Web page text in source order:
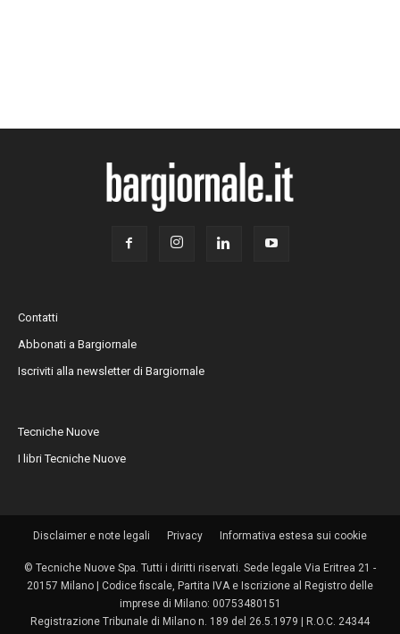
Contatti
Abbonati a Bargiornale
Iscriviti alla newsletter di Bargiornale
Tecniche Nuove
I libri Tecniche Nuove
Disclaimer e note legali Privacy Informativa estesa sui cookie
© Tecniche Nuove Spa. Tutti i diritti riservati. Sede legale Via Eritrea 21 -
20157 Milano | Codice fiscale, Partita IVA e Iscrizione al Registro delle
imprese di Milano: 00753480151
Registrazione Tribunale di Milano n. 189 del 26.5.1979 | R.O.C. 24344